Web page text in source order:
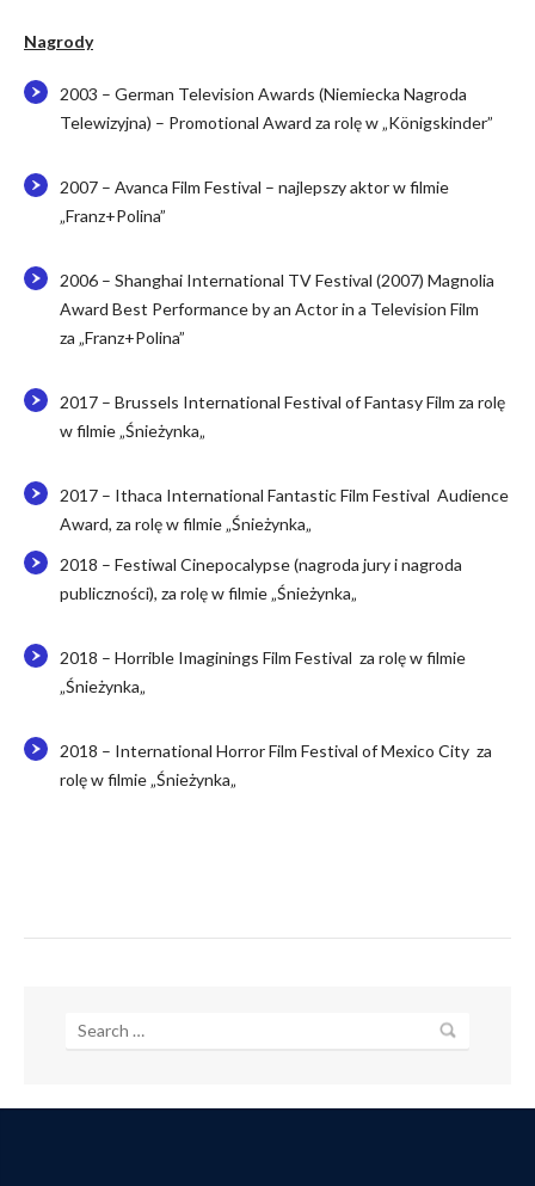
Nagrody
2003 – German Television Awards (Niemiecka Nagroda
Telewizyjna) – Promotional Award za rolę w „Königskinder”
2007 – Avanca Film Festival – najlepszy aktor w filmie
„Franz+Polina”
2006 – Shanghai International TV Festival (2007) Magnolia
Award Best Performance by an Actor in a Television Film
za „Franz+Polina”
2017 – Brussels International Festival of Fantasy Film za rolę
w filmie „Śnieżynka„
2017 – Ithaca International Fantastic Film Festival Audience
Award, za rolę w filmie „Śnieżynka„
2018 – Festiwal Cinepocalypse (nagroda jury i nagroda
publiczności), za rolę w filmie „Śnieżynka„
2018 – Horrible Imaginings Film Festival za rolę w filmie
„Śnieżynka„
2018 – International Horror Film Festival of Mexico City za
rolę w filmie „Śnieżynka„